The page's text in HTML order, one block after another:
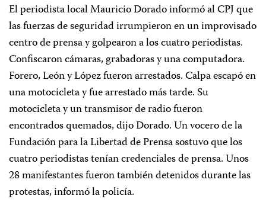
El periodista local Mauricio Dorado informó al CPJ que
las fuerzas de seguridad irrumpieron en un improvisado
centro de prensa y golpearon a los cuatro periodistas.
Confiscaron cámaras, grabadoras y una computadora.
Forero, León y López fueron arrestados. Calpa escapó en
una motocicleta y fue arrestado más tarde. Su
motocicleta y un transmisor de radio fueron
encontrados quemados, dijo Dorado. Un vocero de la
Fundación para la Libertad de Prensa sostuvo que los
cuatro periodistas tenían credenciales de prensa. Unos
28 manifestantes fueron también detenidos durante las
protestas, informó la policía.